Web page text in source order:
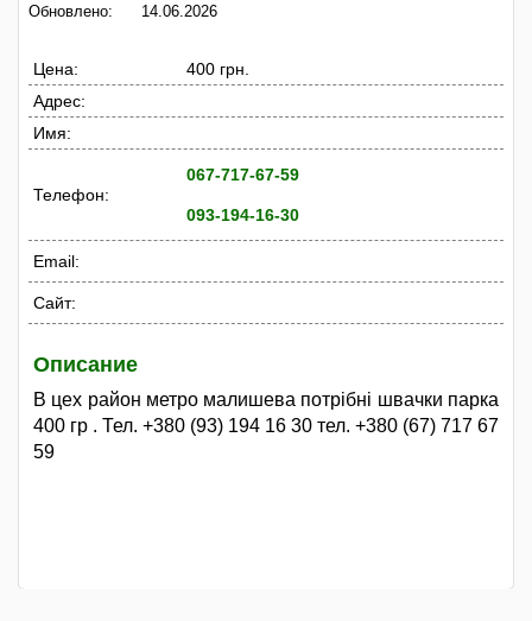
Обновлено:
14.06.2026
Цена:
400 грн.
Адрес:
Имя:
Телефон:
067-717-67-59
093-194-16-30
Email:
Сайт:
Описание
В цех район метро малишева потрібні швачки парка
400 гр . Тел. +380 (93) 194 16 30 тел. +380 (67) 717 67
59